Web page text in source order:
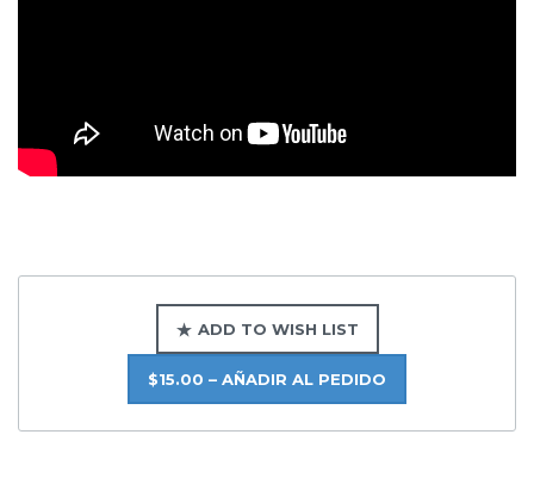
ADD TO WISH LIST
$15.00 – AÑADIR AL PEDIDO